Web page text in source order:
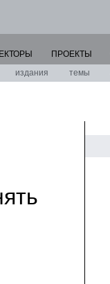
издания темы
ПРОЕКТЫ